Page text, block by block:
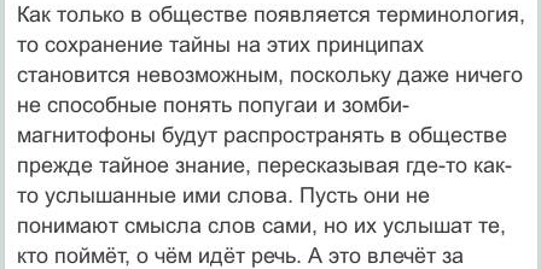
Как только в обществе появляется терминология,
то сохранение тайны на этих принципах
становится невозможным, поскольку даже ничего
не способные понять попугаи и зомби-
магнитофоны будут распространять в обществе
прежде тайное знание, пересказывая где-то как-
то услышанные ими слова. Пусть они не
понимают смысла слов сами, но их услышат те,
кто поймёт, о чём идёт речь. А это влечёт за